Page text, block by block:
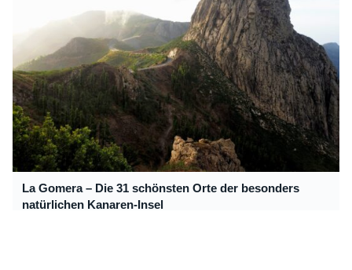
La Gomera – Die 31 schönsten Orte der besonders
natürlichen Kanaren-Insel